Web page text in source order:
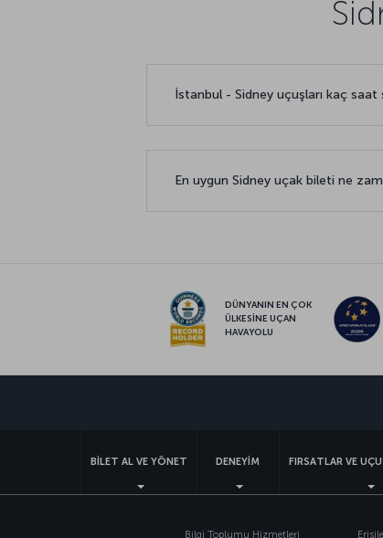
İstanbul - Sidney uçuşları kaç saat
En uygun Sidney uçak bileti ne
DÜNYANIN EN ÇOK
ÜLKESİNE UÇAN
HAVAYOLU
BİLET AL VE YÖNET DENEYİM FIRSATLAR VE
Bilgi Toplumu Hizmetleri